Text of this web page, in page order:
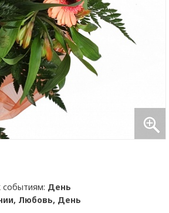
событиям: День
Любовь, День